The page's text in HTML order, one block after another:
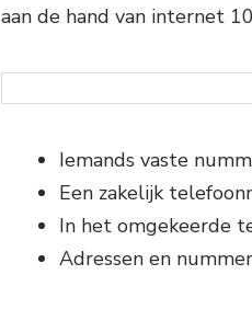
aan de hand van internet
Iemands vaste
Een zakelijk
In het omgekeerde
Adressen en